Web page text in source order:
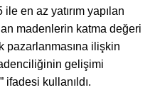
en az yatırım yapılan
madenlerin katma değeri
pazarlanmasına ilişkin
gelişimi
ifadesi kullanıldı.